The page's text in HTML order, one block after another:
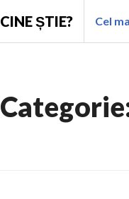
CINE ȘTIE? Cel